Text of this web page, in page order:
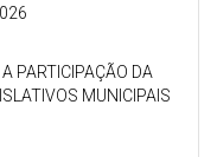
PARTICIPAÇÃO DA
MUNICIPAIS